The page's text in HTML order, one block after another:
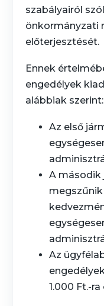
szabályairól
önkormányzati
előterjesztését.
Ennek
engedélyek
alábbiak szerint:
Az első
A második
megszűnik
Az
1.000 Ft.-